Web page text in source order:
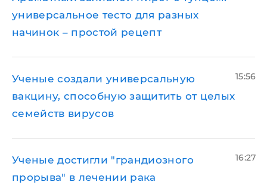
универсальное тесто для разных
начинок – простой рецепт
Ученые создали универсальную
вакцину, способную защитить от целых
семейств вирусов
15:56
Ученые достигли "грандиозного
прорыва" в лечении рака
16:27